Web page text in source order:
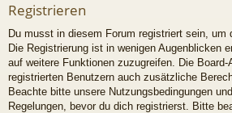
Registrieren
Du musst in diesem Forum registriert sein, um
Die Registrierung ist in wenigen Augenblicken
auf weitere Funktionen zuzugreifen. Die
registrierten Benutzern auch zusätzliche
Beachte bitte unsere Nutzungsbedingungen
Regelungen, bevor du dich registrierst. Bitte